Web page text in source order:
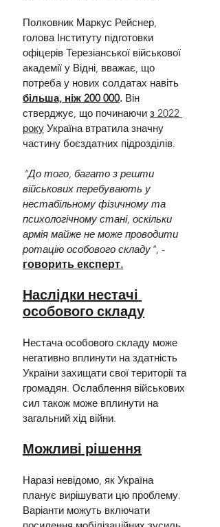
Полковник Маркус Рейснер,
голова Інституту підготовки
офіцерів Терезіанської військової
академії у Відні, вважає, що
потреба у нових солдатах навіть
більша, ніж 200 000. Він
стверджує, що починаючи з 2022
року Україна втратила значну
частину боєздатних підрозділів.
"До того, багато з решти
військових перебувають у
нестабільному фізичному та
психологічному стані, оскільки
армія майже не може проводити
ротацію особового складу", -
говорить експерт.
Наслідки нестачі
особового складу
Нестача особового складу може
негативно вплинути на здатність
України захищати свої території та
громадян. Ослаблення військових
сил також може вплинути на
загальний хід війни.
Можливі рішення
Наразі невідомо, як Україна
планує вирішувати цю проблему.
Варіанти можуть включати